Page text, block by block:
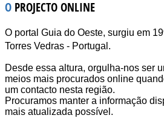
O PROJECTO ONLINE
O portal Guia do Oeste, surgiu em
Torres Vedras - Portugal.
Desde essa altura, orgulha-nos ser
meios mais procurados online
um contacto nesta região.
Procuramos manter a informação
mais atualizada possível.